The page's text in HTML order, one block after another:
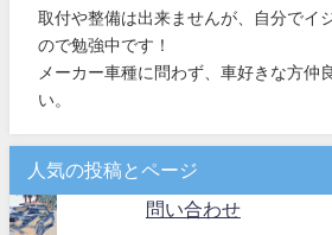
取付や整備は出来ませんが、自分でイ
ので勉強中です！
メーカー車種に問わず、車好きな方仲
い。
人気の投稿とページ
問い合わせ